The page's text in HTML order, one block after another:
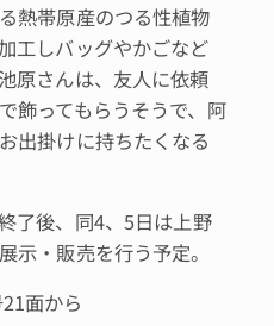
熱帯原産のつる性植物
工しバッグやかごなど
原さんは、友人に依頼
飾ってもらうそうで、阿
出掛けに持ちたくなる
了後、同4、5日は上野
示・販売を行う予定。
面から